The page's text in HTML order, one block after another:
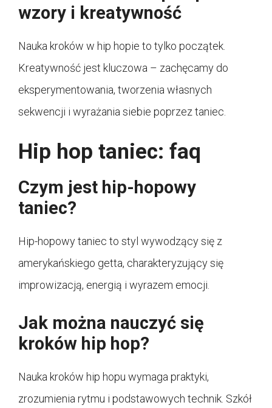
wzory i kreatywność
Nauka kroków w hip hopie to tylko początek.
Kreatywność jest kluczowa – zachęcamy do
eksperymentowania, tworzenia własnych
sekwencji i wyrażania siebie poprzez taniec.
Hip hop taniec: faq
Czym jest hip-hopowy
taniec?
Hip-hopowy taniec to styl wywodzący się z
amerykańskiego getta, charakteryzujący się
improwizacją, energią i wyrazem emocji.
Jak można nauczyć się
kroków hip hop?
Nauka kroków hip hopu wymaga praktyki,
zrozumienia rytmu i podstawowych technik. Szkół